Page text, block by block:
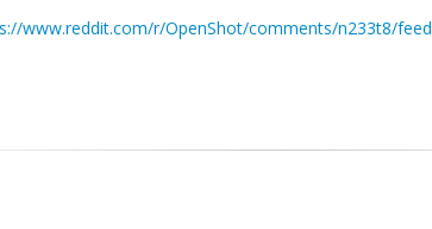
www.reddit.com/r/OpenShot/comments/n233t8/